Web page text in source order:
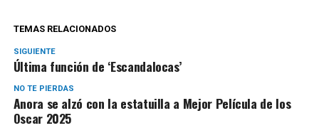
TEMAS RELACIONADOS
SIGUIENTE
Última función de ‘Escandalocas’
NO TE PIERDAS
Anora se alzó con la estatuilla a Mejor Película de los
Oscar 2025